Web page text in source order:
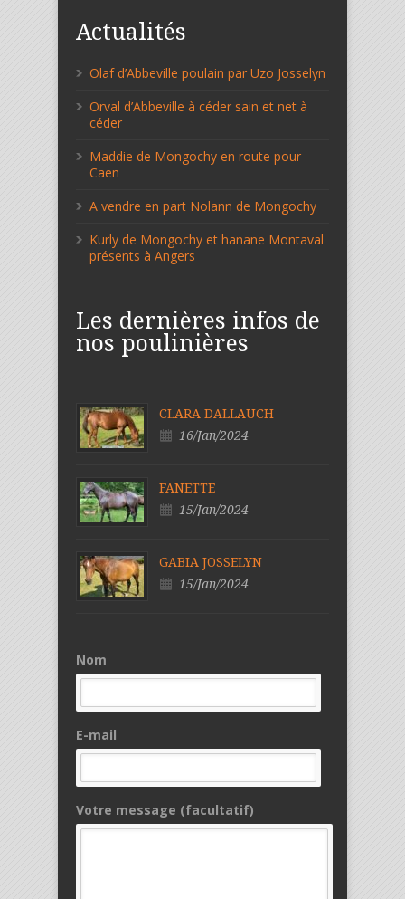
Actualités
Olaf d’Abbeville poulain par Uzo Josselyn
Orval d’Abbeville à céder sain et net à
céder
Maddie de Mongochy en route pour
Caen
A vendre en part Nolann de Mongochy
Kurly de Mongochy et hanane Montaval
présents à Angers
Les dernières infos de
nos poulinières
CLARA DALLAUCH
16/Jan/2024
FANETTE
15/Jan/2024
GABIA JOSSELYN
15/Jan/2024
Nom
E-mail
Votre message (facultatif)